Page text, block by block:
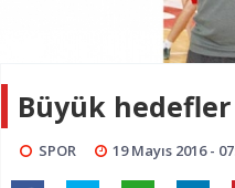
Büyük
SPOR 19 Mayıs 2016 -